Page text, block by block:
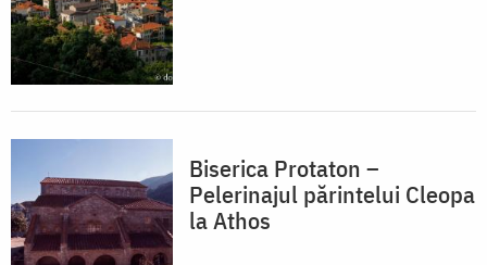
Biserica Protaton –
Pelerinajul părintelui Cleopa
la Athos